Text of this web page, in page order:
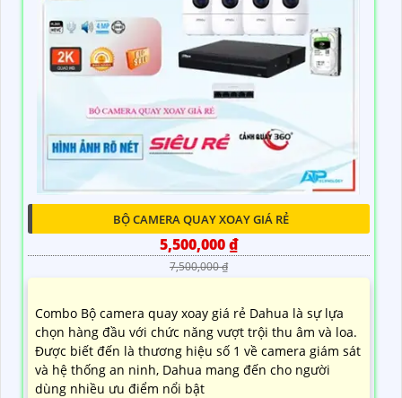
BỘ CAMERA QUAY XOAY GIÁ RẺ
5,500,000 ₫
7,500,000 ₫
Combo Bộ camera quay xoay giá rẻ Dahua là sự lựa
chọn hàng đầu với chức năng vượt trội thu âm và loa.
Được biết đến là thương hiệu số 1 về camera giám sát
và hệ thống an ninh, Dahua mang đến cho người
dùng nhiều ưu điểm nổi bật